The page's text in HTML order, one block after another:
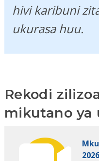
hivi karibuni
ukurasa huu.
Rekodi
mikutano ya
2026